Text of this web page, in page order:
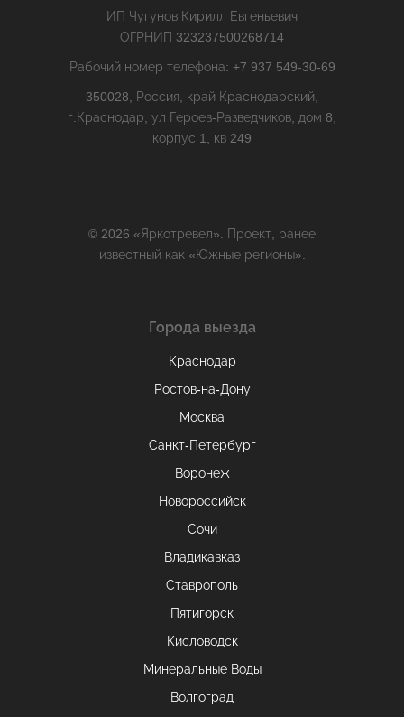
ИП Чугунов Кирилл Евгеньевич
ОГРНИП 323237500268714
Рабочий номер телефона: +7 937 549-30-69
350028, Россия, край Краснодарский,
г.Краснодар, ул Героев-Разведчиков, дом 8,
корпус 1, кв 249
© 2026 «Яркотревел». Проект, ранее
известный как «Южные регионы».
Города выезда
Краснодар
Ростов-на-Дону
Москва
Санкт-Петербург
Воронеж
Новороссийск
Сочи
Владикавказ
Ставрополь
Пятигорск
Кисловодск
Минеральные Воды
Волгоград